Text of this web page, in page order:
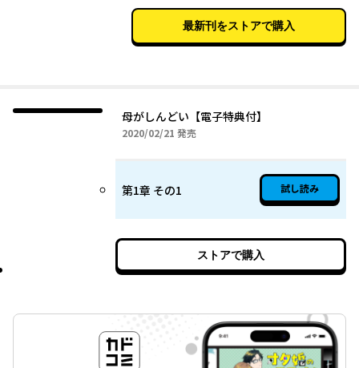
最新刊をストアで購入
母がしんどい【電子特典付】
2020/02/21 2020年02月21日
発売
第1章 その1 試し読み
ストアで購入